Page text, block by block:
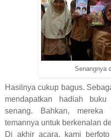
Senangnya
Hasilnya cukup bagus.
mendapatkan hadiah
senang. Bahkan, mereka
temannya untuk berkenalan
Di akhir acara, kami